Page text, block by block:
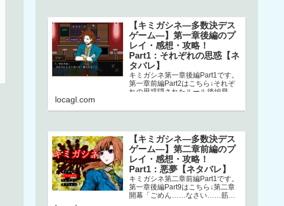
【キミガシネ―多数決デス
ゲーム―】第一章後編のプ
レイ・感想・攻略！
Part1：それぞれの思惑【ネ
タバレ】
キミガシネ第一章後編Part1です。
第一章前編Part2はこちら↓それぞ
れの思惑隠されたルール後編早々
locagl.com
【キミガシネ―多数決デス
ゲーム―】第二章前編のプ
レイ・感想・攻略！
Part1：悪夢【ネタバレ】
キミガシネ第二章前編Part1です。
第一章後編Part9はこちら↓第二章
開幕「ごめん……なさい……筋肉